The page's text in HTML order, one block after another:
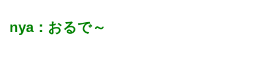
nya：おるで～